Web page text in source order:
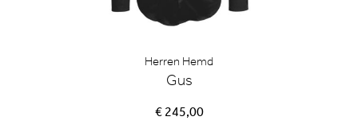
Herren Hemd
Gus
€ 245,00